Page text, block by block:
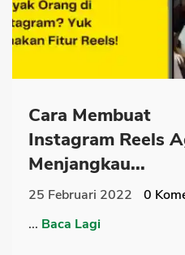
Cara Membuat
Instagram Reels
Menjangkau...
25 Februari 2022 0
... Baca Lagi